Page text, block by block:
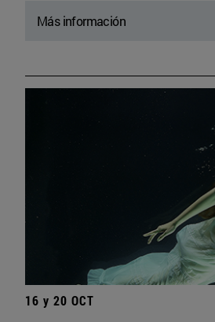
Más información
16 y 20 OCT